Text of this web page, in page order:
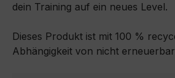
dein Training auf ein neues Level.
Dieses Produkt ist mit 100 %
Abhängigkeit von nicht